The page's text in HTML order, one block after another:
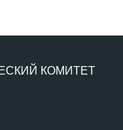
КОМИТЕТ